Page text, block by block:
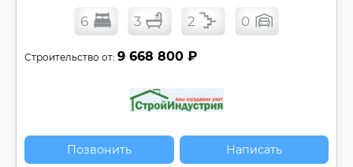
Плоская крыша
Солнечная палуба
Цокольный этаж
Регионы:
6 3 2 0
Строительство от: 9 668 800 ₽
Позвонить Написать